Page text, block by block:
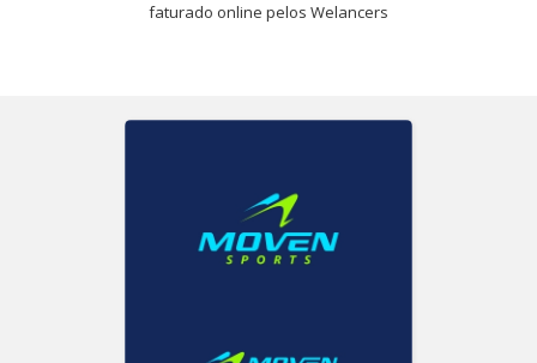
faturado online pelos Welancers